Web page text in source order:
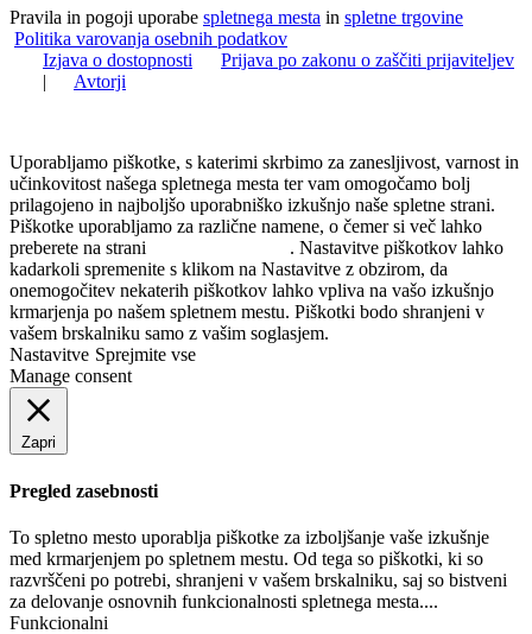
Pravila in pogoji uporabe spletnega mesta in spletne trgovine
Politika varovanja osebnih podatkov
Izjava o dostopnosti
Prijava po zakonu o zaščiti prijaviteljev
|
Avtorji
Uporabljamo piškotke, s katerimi skrbimo za zanesljivost, varnost in
učinkovitost našega spletnega mesta ter vam omogočamo bolj
prilagojeno in najboljšo uporabniško izkušnjo naše spletne strani.
Piškotke uporabljamo za različne namene, o čemer si več lahko
preberete na strani
. Nastavitve piškotkov lahko
kadarkoli spremenite s klikom na Nastavitve z obzirom, da
onemogočitev nekaterih piškotkov lahko vpliva na vašo izkušnjo
krmarjenja po našem spletnem mestu. Piškotki bodo shranjeni v
vašem brskalniku samo z vašim soglasjem.
Nastavitve Sprejmite vse
Manage consent
Zapri
Pregled zasebnosti
To spletno mesto uporablja piškotke za izboljšanje vaše izkušnje
med krmarjenjem po spletnem mestu. Od tega so piškotki, ki so
razvrščeni po potrebi, shranjeni v vašem brskalniku, saj so bistveni
za delovanje osnovnih funkcionalnosti spletnega mesta....
Funkcionalni